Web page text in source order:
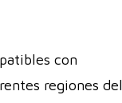
con
regiones del